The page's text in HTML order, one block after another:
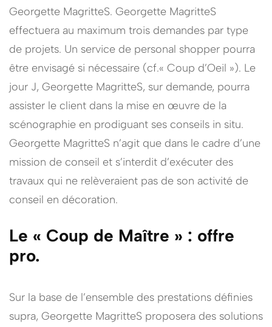
Georgette MagritteS. Georgette MagritteS
effectuera au maximum trois demandes par type
de projets. Un service de personal shopper pourra
être envisagé si nécessaire (cf.« Coup d’Oeil »). Le
jour J, Georgette MagritteS, sur demande, pourra
assister le client dans la mise en œuvre de la
scénographie en prodiguant ses conseils in situ.
Georgette MagritteS n’agit que dans le cadre d’une
mission de conseil et s’interdit d’exécuter des
travaux qui ne relèveraient pas de son activité de
conseil en décoration.
Le « Coup de Maître » : offre
pro.
Sur la base de l’ensemble des prestations définies
supra, Georgette MagritteS proposera des solutions